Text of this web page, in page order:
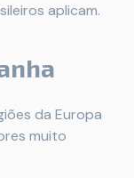
aplicam.
da Europa
muito